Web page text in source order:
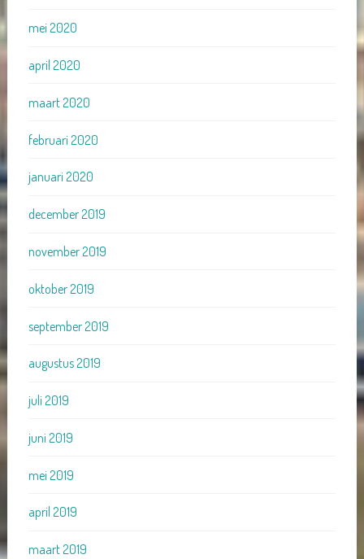
mei 2020
april 2020
maart 2020
februari 2020
januari 2020
december 2019
november 2019
oktober 2019
september 2019
augustus 2019
juli 2019
juni 2019
mei 2019
april 2019
maart 2019